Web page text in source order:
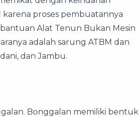
proses pembuatannya
Alat Tenun Bukan Mesin
adalah sarung ATBM dan
dan Jambu.
Bonggalan memiliki bentuk